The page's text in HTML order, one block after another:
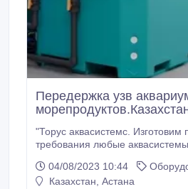
Передержка узв
"Торус аквасистемс. Изготовим
требования любые аквасистемы:
морепродуктов таких как (устрицы, мидии,
гребешок, краб, морской ёж и другие моллюски), а
04/08/2023 10:44
Казахстан, Астана